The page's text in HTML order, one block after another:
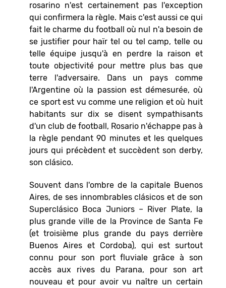
rosarino n'est certainement pas l'exception
qui confirmera la règle. Mais c'est aussi ce qui
fait le charme du football où nul n'a besoin de
se justifier pour haïr tel ou tel camp, telle ou
telle équipe jusqu'à en perdre la raison et
toute objectivité pour mettre plus bas que
terre l'adversaire. Dans un pays comme
l'Argentine où la passion est démesurée, où
ce sport est vu comme une religion et où huit
habitants sur dix se disent sympathisants
d'un club de football, Rosario n'échappe pas à
la règle pendant 90 minutes et les quelques
jours qui précèdent et succèdent son derby,
son clásico.
Souvent dans l'ombre de la capitale Buenos
Aires, de ses innombrables clásicos et de son
Superclásico Boca Juniors – River Plate, la
plus grande ville de la Province de Santa Fe
(et troisième plus grande du pays derrière
Buenos Aires et Cordoba), qui est surtout
connu pour son port fluviale grâce à son
accès aux rives du Parana, pour son art
nouveau et pour avoir vu naître un certain